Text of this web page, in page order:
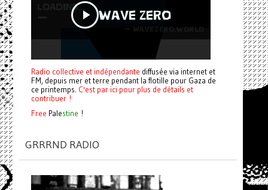
Radio collective et indépendante diffusée via internet et
FM, depuis mer et terre pendant la flotille pour Gaza de
ce printemps. C'est par ici pour plus de détails et
contribuer !
Free Palestine !
GRRRND RADIO